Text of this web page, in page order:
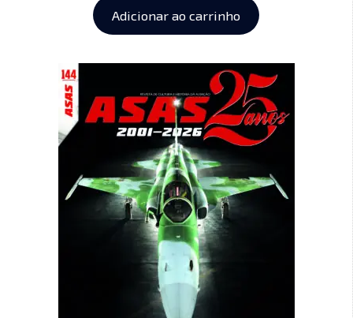
Adicionar ao carrinho